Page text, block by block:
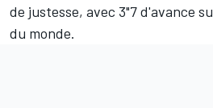
de justesse, avec 3"7 d'avance
du monde.